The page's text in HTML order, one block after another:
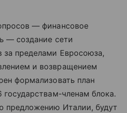
— финансовое
— создание сети
за пределами Евросоюза,
и возвращением
формализовать план
государствам-членам блока.
предложению Италии, будут